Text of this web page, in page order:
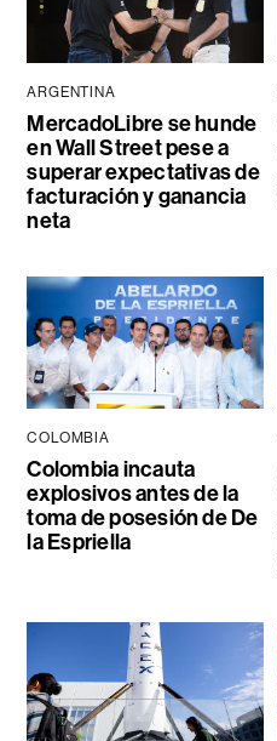
ARGENTINA
MercadoLibre se hunde
en Wall Street pese a
superar expectativas de
facturación y ganancia
neta
COLOMBIA
Colombia incauta
explosivos antes de la
toma de posesión de De
la Espriella